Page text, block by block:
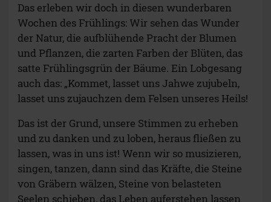
Das erleben wir doch in diesen wunderbaren
Wochen des Frühlings: Wir sehen das Wunder
der Natur, die aufblühende Pracht der Blumen
und Pflanzen, die zarten Farben der Blüten, das
satte Frühlingsgrün der Bäume. Ein Lobgesang
auch das: „Kommet, lasset uns Jahwe zujubeln,
lasset uns zujauchzen dem Felsen unseres Heils!
Das ist der Grund, unsere Stimmen zu erheben
und zu danken und zu loben, heraus fließen zu
lassen, was in uns ist! Wenn wir so musizieren,
singen, tanzen, dann sind das Kräfte, die Steine
von Gräbern wälzen, Steine von belasteten
Seelen schieben, das Leben auferstehen lassen